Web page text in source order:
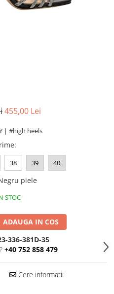
455,00 Lei
| #high heels
:
38 39 40
piele
STOC
ADAUGA IN COS
336-381D-35
+40 752 858 479
Cere informatii